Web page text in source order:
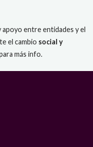
apoyo entre entidades y el
el cambio social y
más info.